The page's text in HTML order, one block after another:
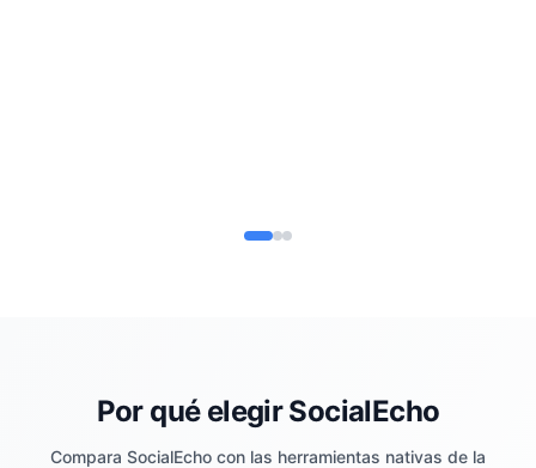
Por qué elegir SocialEcho
Compara SocialEcho con las herramientas nativas de la